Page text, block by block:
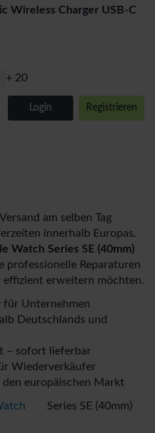
Wireless Charger USB-C
+ 20
Login Registrieren
am selben Tag
innerhalb Europas.
Watch Series SE (40mm)
professionelle Reparaturen
erweitern möchten.
für Unternehmen
Deutschlands und
– sofort lieferbar
Wiederverkäufer
europäischen Markt
Series SE (40mm)